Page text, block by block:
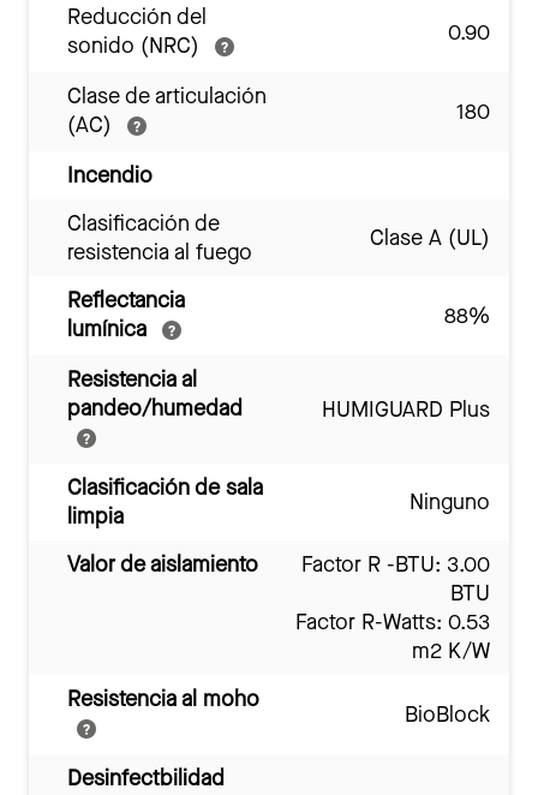
Reducción del
sonido (NRC)
0.90
Clase de articulación
(AC)
180
Incendio
Clasificación de
resistencia al fuego
Clase A (UL)
Reflectancia
lumínica
88%
Resistencia al
pandeo/humedad
HUMIGUARD Plus
Clasificación de sala
limpia
Ninguno
Valor de aislamiento
Factor R -BTU: 3.00
BTU
Factor R-Watts: 0.53
m2 K/W
Resistencia al moho
BioBlock
Desinfectbilidad